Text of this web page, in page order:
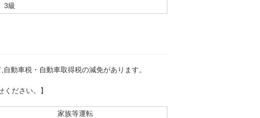
3級
動車税・自動車取得税の減免があります。
ださい。】
家族等運転